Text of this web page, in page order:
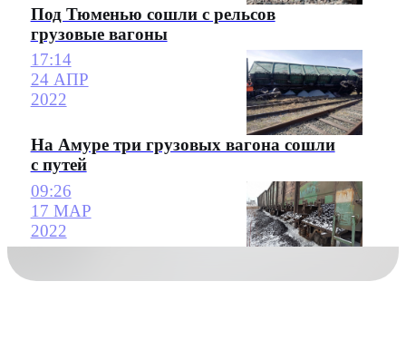
Под Тюменью сошли с рельсов
грузовые вагоны
17:14
24 АПР
2022
На Амуре три грузовых вагона сошли
с путей
09:26
17 МАР
2022